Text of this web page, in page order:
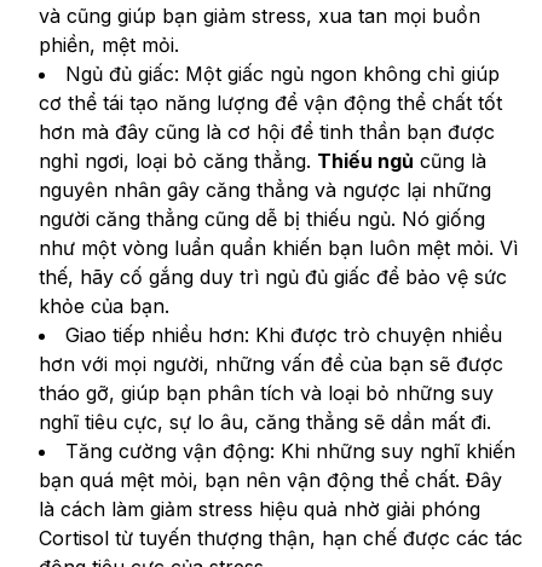
và cũng giúp bạn giảm stress, xua tan mọi buồn
phiền, mệt mỏi.
Ngủ đủ giấc: Một giấc ngủ ngon không chỉ giúp
cơ thể tái tạo năng lượng để vận động thể chất tốt
hơn mà đây cũng là cơ hội để tinh thần bạn được
nghỉ ngơi, loại bỏ căng thẳng. Thiếu ngủ cũng là
nguyên nhân gây căng thẳng và ngược lại những
người căng thẳng cũng dễ bị thiếu ngủ. Nó giống
như một vòng luẩn quẩn khiến bạn luôn mệt mỏi. Vì
thế, hãy cố gắng duy trì ngủ đủ giấc để bảo vệ sức
khỏe của bạn.
Giao tiếp nhiều hơn: Khi được trò chuyện nhiều
hơn với mọi người, những vấn đề của bạn sẽ được
tháo gỡ, giúp bạn phân tích và loại bỏ những suy
nghĩ tiêu cực, sự lo âu, căng thẳng sẽ dần mất đi.
Tăng cường vận động: Khi những suy nghĩ khiến
bạn quá mệt mỏi, bạn nên vận động thể chất. Đây
là cách làm giảm stress hiệu quả nhờ giải phóng
Cortisol từ tuyến thượng thận, hạn chế được các tác